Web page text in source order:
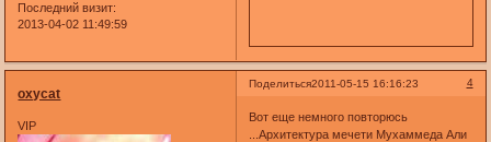
Последний визит:
2013-04-02 11:49:59
Поделиться 4
2011-05-15 16:16:23
oxycat
VIP
Вот еще немного повторюсь
...Архитектура мечети Мухаммеда Али